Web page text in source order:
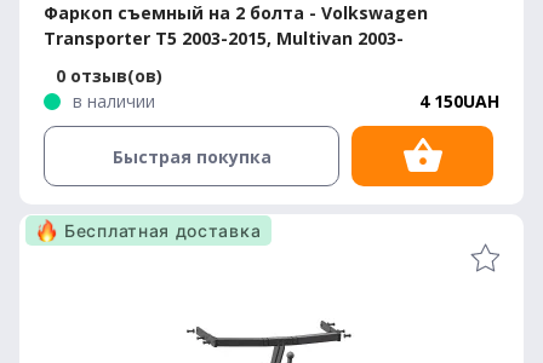
Фаркоп съемный на 2 болта - Volkswagen
Transporter T5 2003-2015, Multivan 2003-
0 отзыв(ов)
в наличии
4 150UAH
Быстрая покупка
Бесплатная доставка